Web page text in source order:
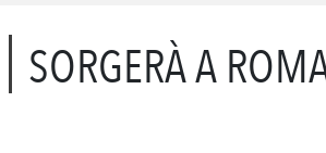
SORGERÀ A